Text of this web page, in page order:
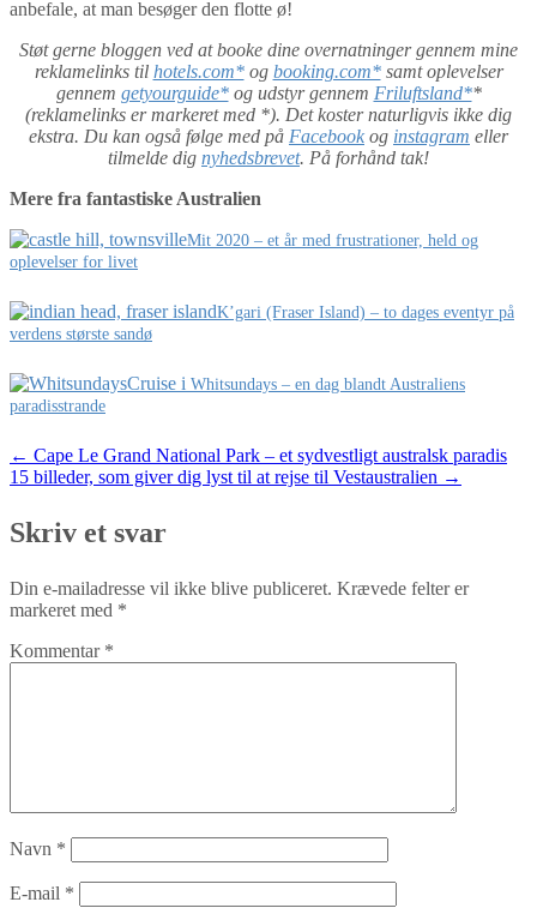
anbefale, at man besøger den flotte ø!
Støt gerne bloggen ved at booke dine overnatninger gennem mine
reklamelinks til hotels.com*og booking.com*samt oplevelser
gennem getyourguide*og udstyr gennem Friluftsland**
(reklamelinks er markeret med *). Det koster naturligvis ikke dig
ekstra. Du kan også følge med på Facebook og instagram eller
tilmelde dig nyhedsbrevet. På forhånd tak!
Mere fra fantastiske Australien
Mit 2020 – et år med frustrationer, held og
oplevelser for livet
K’gari (Fraser Island) – to dages eventyr på
verdens største sandø
Cruise i Whitsundays – en dag blandt Australiens
paradisstrande
Post
← Cape Le Grand National Park – et sydvestligt australsk paradis
15 billeder, som giver dig lyst til at rejse til Vestaustralien →
Skriv et svar
Din e-mailadresse vil ikke blive publiceret. Krævede felter er
markeret med *
Kommentar *
Navn *
E-mail *